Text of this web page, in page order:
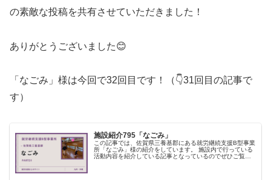
の素敵な投稿を共有させていただきました！
ありがとうございました😊
「なごみ」様は今回で32回目です！（👇31回目の記事で
す）
施設紹介795「なごみ」
この記事では、佐賀県三養基郡にある就労継続支援B型事業
所「なごみ」様の紹介をしています。 施設内で行っている
活動内容を紹介している記事となっているのでぜひご覧く